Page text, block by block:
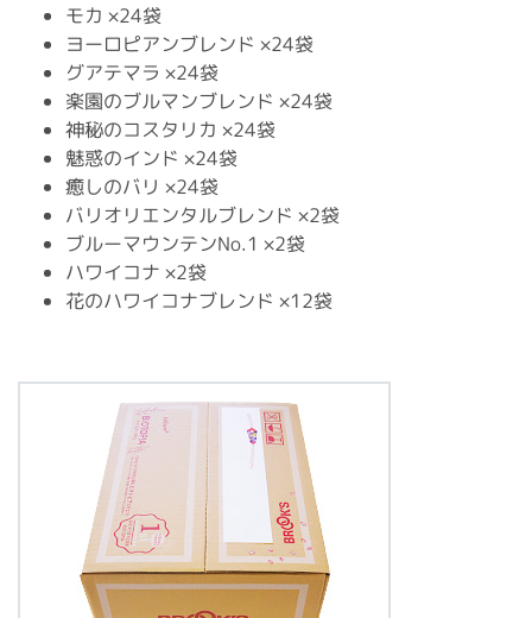
モカ ×24袋
ヨーロピアンブレンド ×24袋
グアテマラ ×24袋
楽園のブルマンブレンド ×24袋
神秘のコスタリカ ×24袋
魅惑のインド ×24袋
癒しのバリ ×24袋
バリオリエンタルブレンド ×2袋
ブルーマウンテンNo.1 ×2袋
ハワイコナ ×2袋
花のハワイコナブレンド ×12袋